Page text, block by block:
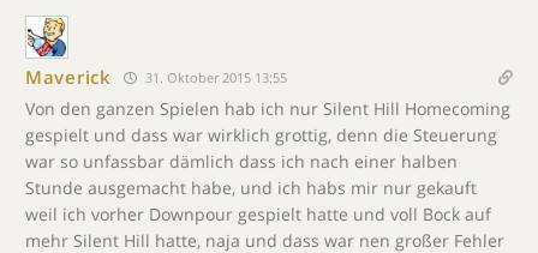
Maverick 31. Oktober 2015 13:55
Von den ganzen Spielen hab ich nur Silent Hill Homecoming
gespielt und dass war wirklich grottig, denn die Steuerung
war so unfassbar dämlich dass ich nach einer halben
Stunde ausgemacht habe, und ich habs mir nur gekauft
weil ich vorher Downpour gespielt hatte und voll Bock auf
mehr Silent Hill hatte, naja und dass war nen großer Fehler